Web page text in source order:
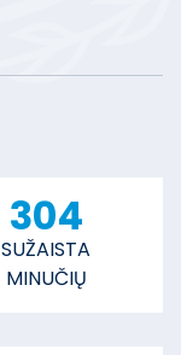
304
SUŽAISTA
MINUČIŲ